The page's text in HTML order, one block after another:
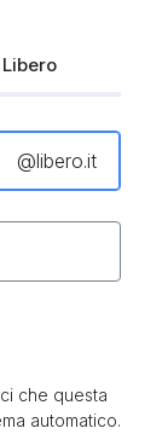
@libero.it
che questa
automatico.